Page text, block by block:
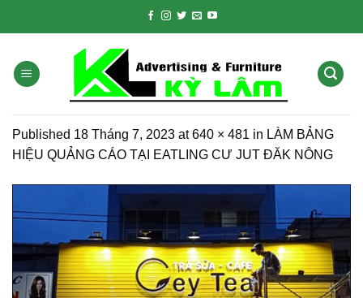
Published 18 Tháng 7, 2023 at640 × 481 in LÀM BẢNG
HIỆU QUẢNG CÁO TẠI EATLING CƯ JUT ĐĂK NÔNG